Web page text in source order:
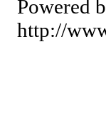
Powered
http://